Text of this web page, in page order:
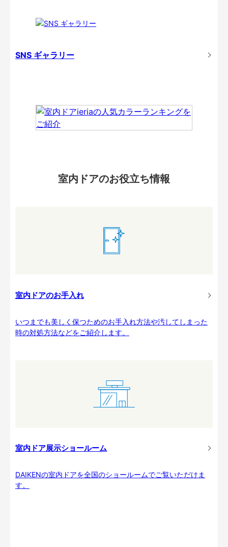
SNS ギャラリー
室内ドアのお役立ち情報
室内ドアのお手入れ
いつまでも美しく保つためのお手入れ方法や汚してしまった
時の対処方法などをご紹介します。
室内ドア展示ショールーム
DAIKENの室内ドアを全国のショールームでご覧いただけま
す。